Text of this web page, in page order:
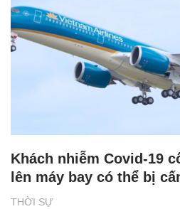
THỜI SỰ
Khách nhiễm Covid-19
lên máy bay có thể bị